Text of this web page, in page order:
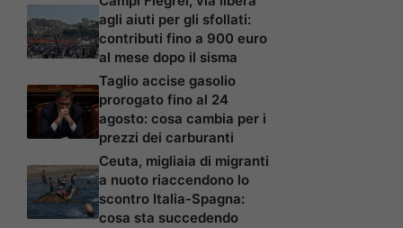
agli aiuti per gli sfollati:
contributi fino a 900 euro
al mese dopo il sisma
Taglio accise gasolio
prorogato fino al 24
agosto: cosa cambia per i
prezzi dei carburanti
Ceuta, migliaia di migranti
a nuoto riaccendono lo
scontro Italia-Spagna:
cosa sta succedendo